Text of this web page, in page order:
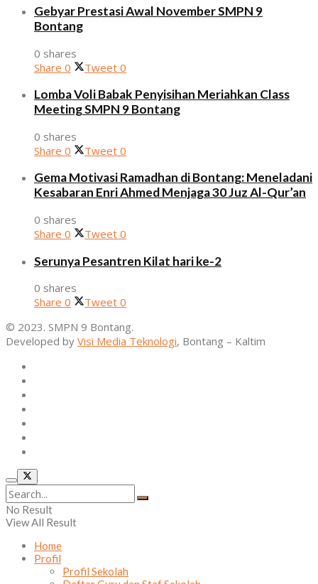
Gebyar Prestasi Awal November SMPN 9
Bontang
0 shares
Share 0 Tweet 0
Lomba Voli Babak Penyisihan Meriahkan Class
Meeting SMPN 9 Bontang
0 shares
Share 0 Tweet 0
Gema Motivasi Ramadhan di Bontang: Meneladani
Kesabaran Enri Ahmed Menjaga 30 Juz Al-Qur’an
0 shares
Share 0 Tweet 0
Serunya Pesantren Kilat hari ke-2
0 shares
Share 0 Tweet 0
© 2023. SMPN 9 Bontang.
Developed by Visi Media Teknologi, Bontang – Kaltim
No Result
View All Result
Home
Profil
Profil Sekolah